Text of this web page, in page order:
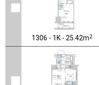
1306 - 1K - 25.42m2